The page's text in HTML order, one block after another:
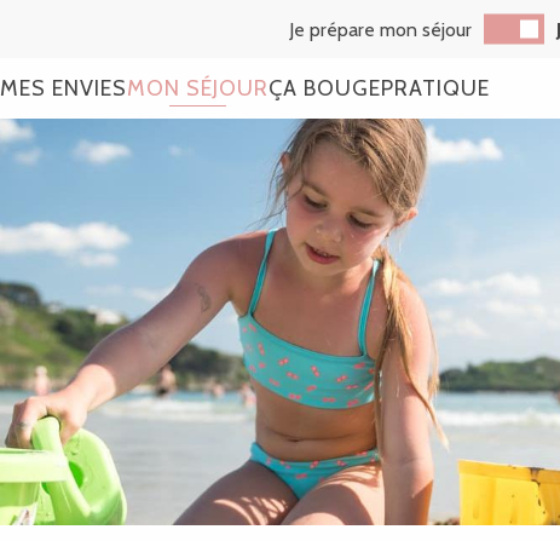
Je prépare mon séjour
MES ENVIESMON SÉJOURÇA BOUGEPRATIQUE